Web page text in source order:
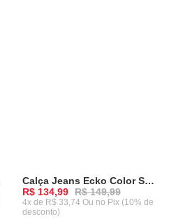
-10%
Calça Jeans Ecko Color Slim Vinho
R$ 134,99 R$ 149,99
4x de R$ 33,74 Ou no Pix (10% de
desconto)